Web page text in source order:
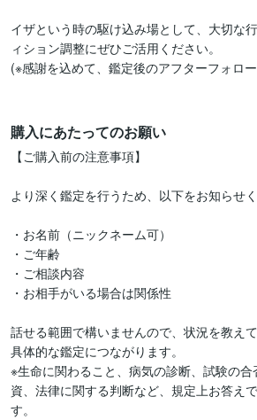
イザという時の駆け込み場として、大切な
ィション調整にぜひご活用ください。
(※感謝を込めて、鑑定後のアフターフォロ
購入にあたってのお願い
【ご購入前の注意事項】
より深く鑑定を行うため、以下をお知らせく
・お名前（ニックネーム可）
・ご年齢
・ご相談内容
・お相手がいる場合は関係性
話せる範囲で構いませんので、状況を教え
具体的な鑑定につながります。
※生命に関わること、病気の診断、試験の
資、法律に関する判断など、規定上お答え
す。